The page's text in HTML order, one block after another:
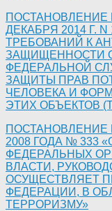
ПОСТАНОВЛЕНИЕ
ДЕКАБРЯ 2014 Г.
ТРЕБОВАНИЙ К
ЗАЩИЩЕННОСТИ
ФЕДЕРАЛЬНОЙ
ЗАЩИТЫ ПРАВ
ЧЕЛОВЕКА И
ЭТИХ ОБЪЕКТОВ
ПОСТАНОВЛЕНИЕ
2008 ГОДА № 333
ФЕДЕРАЛЬНЫХ
ВЛАСТИ,
ОСУЩЕСТВЛЯЕТ
ФЕДЕРАЦИИ, В
ТЕРРОРИЗМУ»